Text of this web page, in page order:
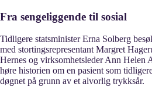
Fra sengeliggende til sosial
Tidligere statsminister Erna Solberg
med stortingsrepresentant Margret
Hernes og virksomhetsleder Ann Helen
høre historien om en pasient som
døgnet på grunn av et alvorlig trykksår.